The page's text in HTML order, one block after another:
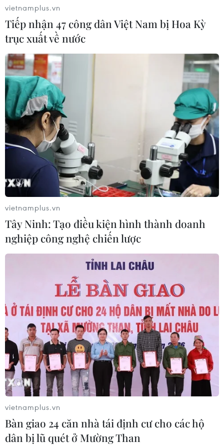
Tiêm vaccine cho người nghèo: Niềm vui
giữa bộn bề khó khăn
27/07/2021 06:54
Đến thời điểm hiện tại, Thành phố Hồ Chí Minh đã tiêm
hơn 170.000 liều vaccine phòng COVID-19 đợt 5, đạt
60% so với công suất dự kiến.
TP Hồ Chí Minh giữa những ngày giãn
cách: Tinh thần quyết tâm cao độ
27/07/2021 07:20
Thủ tướng Phạm Minh Chính nhấn mạnh "Chính phủ
tiếp tục chia sẻ, tạo điều kiện tối đa để Thành phố Hồ
Chí Minh và các tỉnh sớm đầy lùi dịch bệnh, nhanh
vietnamplus.vn
Tiếp nhận 47 công dân Việt Nam bị Hoa Kỳ
trục xuất về nước
vietnamplus.vn
Tây Ninh: Tạo điều kiện hình thành doanh
nghiệp công nghệ chiến lược
vietnamplus.vn
Bàn giao 24 căn nhà tái định cư cho các hộ
dân bị lũ quét ở Mường Than